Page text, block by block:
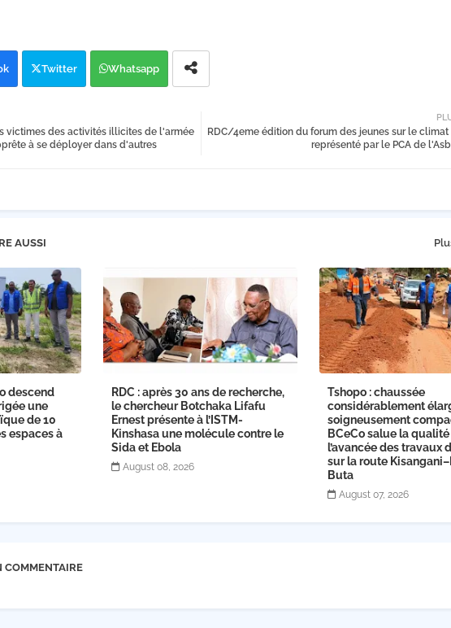
Twitter Whatsapp
RDC/4eme édition du forum des jeunes sur le climat
représenté par le PCA de
victimes des activités illicites de l'armée
à se déployer dans d'autres
AUSSI
descend
une
de 10
espaces à
RDC : après 30 ans de recherche,
le chercheur Botchaka Lifafu
Ernest présente à l’ISTM-
Kinshasa une molécule contre le
Sida et Ebola
August 08, 2026
Tshopo : chaussée
considérablement
soigneusement
BCeCo salue la
l’avancée des travaux
sur la route
Buta
August 07, 2026
COMMENTAIRE